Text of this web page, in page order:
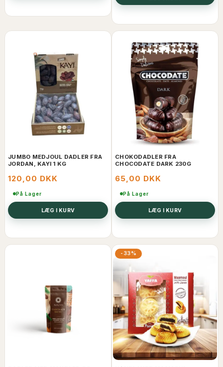
JUMBO MEDJOUL DADLER FRA
JORDAN, KAYI 1 KG
120,00 DKK
På Lager
LÆG I KURV
CHOKODADLER FRA
CHOCODATE DARK 230G
65,00 DKK
På Lager
LÆG I KURV
-33%